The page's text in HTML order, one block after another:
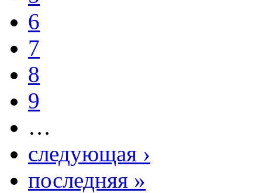
6
7
8
9
…
следующая ›
последняя »